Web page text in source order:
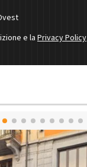
e la Privacy Policy